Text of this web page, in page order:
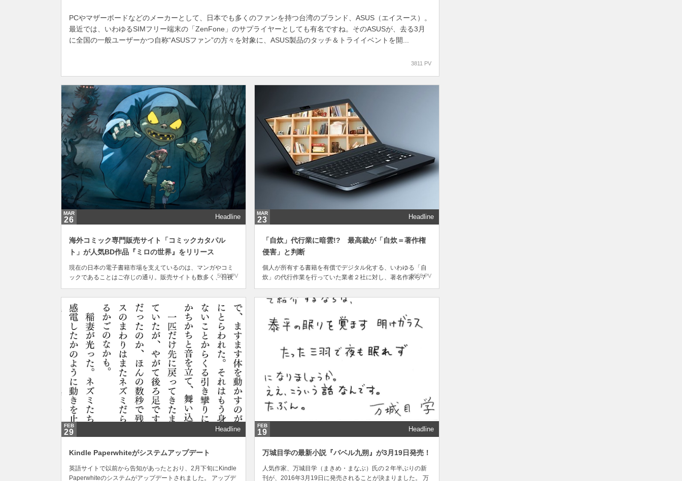
PCやマザーボードなどのメーカーとして、日本でも多くのファンを持つ台湾のブランド、ASUS（エイスース）。
最近では、いわゆるSIMフリー端末の「ZenFone」のサプライヤーとしても有名ですね。そのASUSが、去る3月
に全国の一般ユーザーかつ自称“ASUSファン”の方々を対象に、ASUS製品のタッチ＆トライイベントを開...
3811 PV
MAR
26 Headline
海外コミック専門販売サイト「コミックカタパル
ト」が人気BD作品『ミロの世界』をリリース
現在の日本の電子書籍市場を支えているのは、マンガやコミ
ックであることはご存じの通り。販売サイトも数多く、日夜
繰り広げられているポイント配布合戦と相まって、どこで購
入するか毎回悩んでしまうという方も少なくないでしょう。
しかし見方を変えれば、どこで買っても大差ないという言い
方もできるかもしれません。 そんな数あるコミッ...
5001 PV
MAR
23 Headline
「自炊」代行業に暗雲!? 最高裁が「自炊＝著作権
侵害」と判断
個人が所有する書籍を有償でデジタル化する、いわゆる「自
炊」の代行作業を行っていた業者２社に対し、著名作家ら７
人が「サービスが著作権侵害である」と提訴していた件につ
いて、2016年３月18日、最高裁判所は“著作権侵害”を認め、
業者側の上告を棄却しました。 今回の訴訟は、書籍を複製す
る主体が業者なのか個人なのかの判断が争点...
5968 PV
FEB
29 Headline
Kindle Paperwhiteがシステムアップデート
英語サイトで以前から告知があったとおり、2月下旬にKindle
Paperwhiteのシステムがアップデートされました。 アップデ
FEB
19 Headline
万城目学の最新小説『バベル九朔』が3月19日発売！
人気作家、万城目学（まきめ・まなぶ）氏の２年半ぶりの新
刊が、2016年3月19日に発売されることが決まりました。 万